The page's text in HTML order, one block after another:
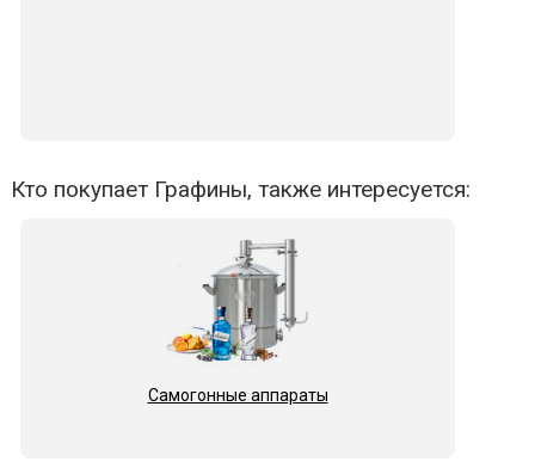
Кто покупает Графины, также интересуется:
Самогонные аппараты